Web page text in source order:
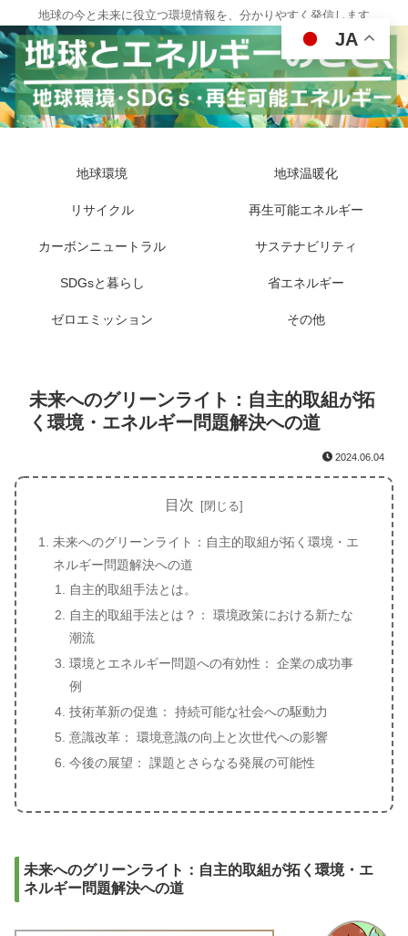
地球の今と未来に役立つ環境情報を、分かりやすく発信します
地球環境 地球温暖化
リサイクル 再生可能エネルギー
カーボンニュートラル サステナビリティ
SDGsと暮らし 省エネルギー
ゼロエミッション その他
未来へのグリーンライト：自主的取組が拓
く環境・エネルギー問題解決への道
2024.06.04
目次
未来へのグリーンライト：自主的取組が拓く環境・エ
ネルギー問題解決への道
自主的取組手法とは。
自主的取組手法とは？： 環境政策における新たな
潮流
環境とエネルギー問題への有効性： 企業の成功事
例
技術革新の促進： 持続可能な社会への駆動力
意識改革： 環境意識の向上と次世代への影響
今後の展望： 課題とさらなる発展の可能性
未来へのグリーンライト：自主的取組が拓く環境・エ
ネルギー問題解決への道
JA